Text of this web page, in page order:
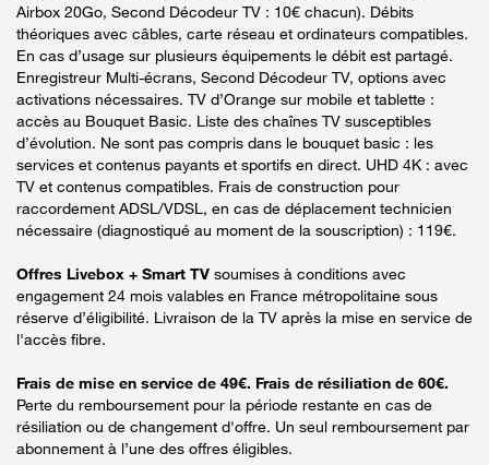
Airbox 20Go, Second Décodeur TV : 10€ chacun). Débits
théoriques avec câbles, carte réseau et ordinateurs compatibles.
En cas d’usage sur plusieurs équipements le débit est partagé.
Enregistreur Multi-écrans, Second Décodeur TV, options avec
activations nécessaires. TV d’Orange sur mobile et tablette :
accès au Bouquet Basic. Liste des chaînes TV susceptibles
d’évolution. Ne sont pas compris dans le bouquet basic : les
services et contenus payants et sportifs en direct. UHD 4K : avec
TV et contenus compatibles. Frais de construction pour
raccordement ADSL/VDSL, en cas de déplacement technicien
nécessaire (diagnostiqué au moment de la souscription) : 119€.
Offres Livebox + Smart TV soumises à conditions avec
engagement 24 mois valables en France métropolitaine sous
réserve d’éligibilité. Livraison de la TV après la mise en service de
l'accès fibre.
Frais de mise en service de 49€. Frais de résiliation de 60€.
Perte du remboursement pour la période restante en cas de
résiliation ou de changement d'offre. Un seul remboursement par
abonnement à l’une des offres éligibles.